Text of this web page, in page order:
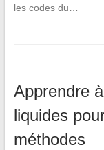
les codes du…
Apprendre
liquides
méthodes